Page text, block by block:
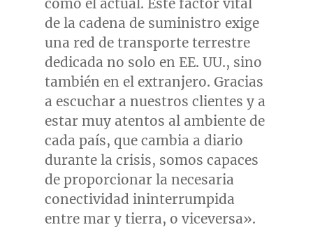
como el actual. Este factor vital
de la cadena de suministro exige
una red de transporte terrestre
dedicada no solo en EE. UU., sino
también en el extranjero. Gracias
a escuchar a nuestros clientes y a
estar muy atentos al ambiente de
cada país, que cambia a diario
durante la crisis, somos capaces
de proporcionar la necesaria
conectividad ininterrumpida
entre mar y tierra, o viceversa».